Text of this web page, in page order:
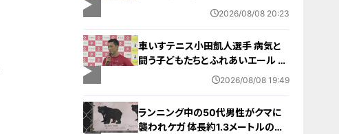
区間で一時運転見合わせに お盆休
2026/08/08 20:23
車いすテニス小田凱人選手 病気と
闘う子どもたちとふれあいエール ス
ポーツの楽しさ伝える 名古屋・緑区
2026/08/08 19:49
ランニング中の50代男性がクマに
襲われケガ 体長約1.3メートルのツ